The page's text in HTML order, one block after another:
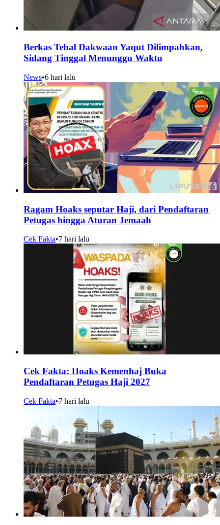
Berkas Tebal Dakwaan Yaqut Dilimpahkan,
Sidang Tinggal Menunggu Waktu
News•6 hari lalu
Ragam Hoaks seputar Haji, dari Pendaftaran
Petugas hingga Aturan Jemaah
Cek Fakta•7 hari lalu
Cek Fakta: Hoaks Kemenhaj Buka
Pendaftaran Petugas Haji 2027
Cek Fakta•7 hari lalu